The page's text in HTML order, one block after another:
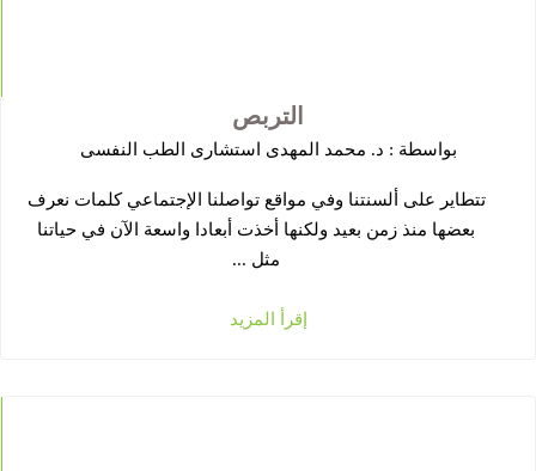
التربص
بواسطة : د. محمد المهدى استشارى الطب النفسى
تتطاير على ألسنتنا وفي مواقع تواصلنا الإجتماعي كلمات نعرف
بعضها منذ زمن بعيد ولكنها أخذت أبعادا واسعة الآن في حياتنا
مثل ...
إقرأ المزيد